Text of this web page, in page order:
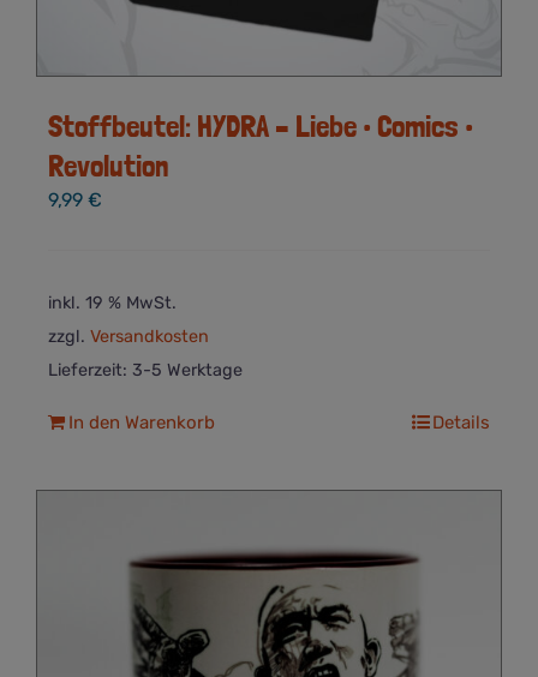
Stoffbeutel: HYDRA – Liebe • Comics •
Revolution
9,99 €
inkl. 19 % MwSt.
zzgl. Versandkosten
Lieferzeit: 3-5 Werktage
In den Warenkorb Details